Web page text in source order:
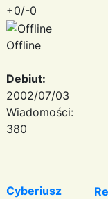
+0/-0
Offline
Debiut:
2002/07/03
Wiadomości:
380
Cyberiusz